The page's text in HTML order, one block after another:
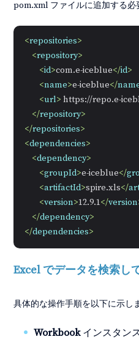
pom.xml ファイルに追加する必
<repositories>
<repository>
<id>com.e-iceblue</id>
<name>e-iceblue</
<url> https://repo.e-
</repository>
</repositories>
<dependencies>
<dependency>
<groupId>e-iceblue</
<artifactId>spire.xls</
<version>12.9.1</version
</dependency>
</dependencies>
Excel でデータを検索し
具体的な操作手順を以下に示し
Workbookインスタン